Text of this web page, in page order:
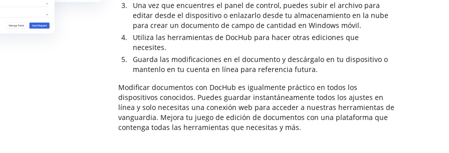
Una vez que encuentres el panel de control, puedes subir el archivo para
editar desde el dispositivo o enlazarlo desde tu almacenamiento en la nube
para crear un documento de campo de cantidad en Windows móvil.
Utiliza las herramientas de DocHub para hacer otras ediciones que
necesites.
Guarda las modificaciones en el documento y descárgalo en tu dispositivo o
mantenlo en tu cuenta en línea para referencia futura.
Modificar documentos con DocHub es igualmente práctico en todos los
dispositivos conocidos. Puedes guardar instantáneamente todos los ajustes en
línea y solo necesitas una conexión web para acceder a nuestras herramientas de
vanguardia. Mejora tu juego de edición de documentos con una plataforma que
contenga todas las herramientas que necesitas y más.